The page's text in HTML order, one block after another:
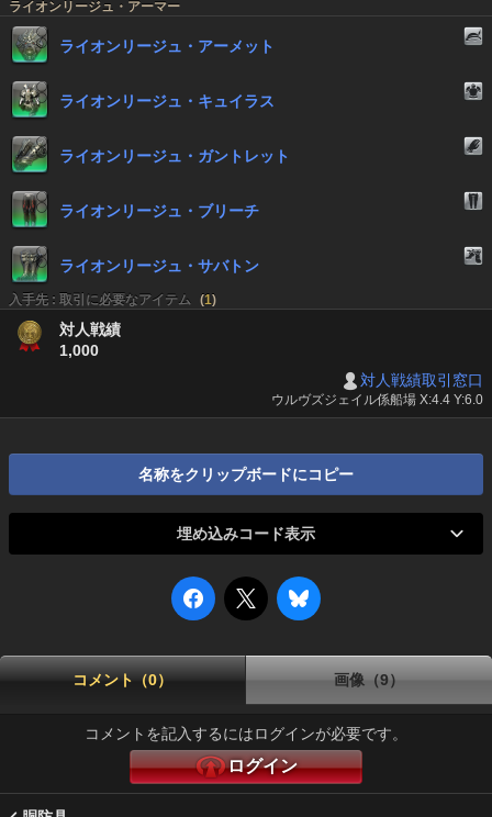
ライオンリージュ・アーマー
ライオンリージュ・アーメット
ライオンリージュ・キュイラス
ライオンリージュ・ガントレット
ライオンリージュ・ブリーチ
ライオンリージュ・サバトン
入手先 : 取引に必要なアイテム (1)
対人戦績
1,000
対人戦績取引窓口
ウルヴズジェイル係船場 X:4.4 Y:6.0
名称をクリップボードにコピー
埋め込みコード表示
コメント（0） 画像（9）
コメントを記入するにはログインが必要です。
ログイン